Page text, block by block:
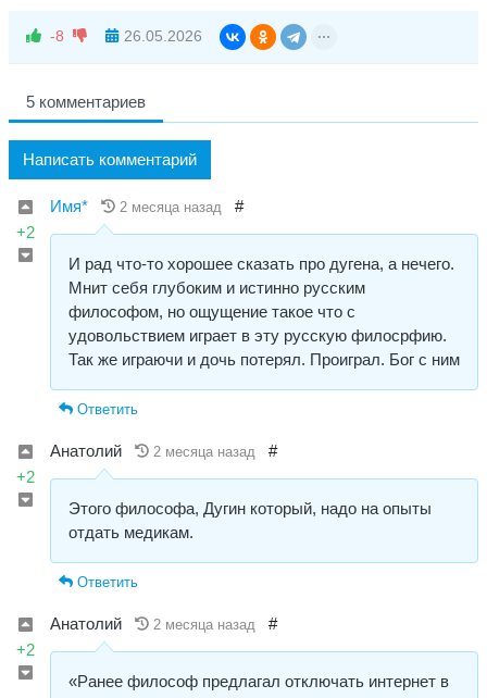
-8 26.05.2026
5 комментариев
Написать комментарий
+2
Имя* 2 месяца назад #
И рад что-то хорошее сказать про дугена, а нечего.
Мнит себя глубоким и истинно русским
философом, но ощущение такое что с
удовольствием играет в эту русскую филосрфию.
Так же играючи и дочь потерял. Проиграл. Бог с ним
Ответить
+2
Анатолий 2 месяца назад #
Этого философа, Дугин который, надо на опыты
отдать медикам.
Ответить
+2
Анатолий 2 месяца назад #
«Ранее философ предлагал отключать интернет в